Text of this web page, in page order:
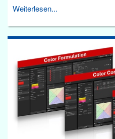
Weiterlesen...